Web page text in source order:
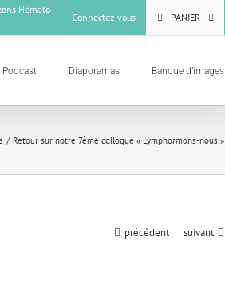
Hémato
Connectez-vous PANIER
Podcast Diaporamas Banque d’images
Retour sur notre 7ème colloque « Lymphormons-nous »
précédent suivant